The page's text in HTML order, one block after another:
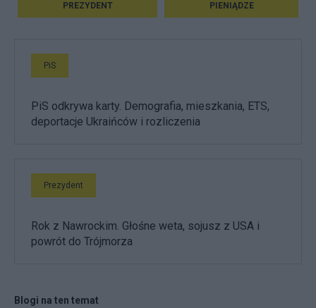
PREZYDENT PIENIĄDZE
PiS
PiS odkrywa karty. Demografia, mieszkania, ETS,
deportacje Ukraińców i rozliczenia
Prezydent
Rok z Nawrockim. Głośne weta, sojusz z USA i
powrót do Trójmorza
Blogi na ten temat